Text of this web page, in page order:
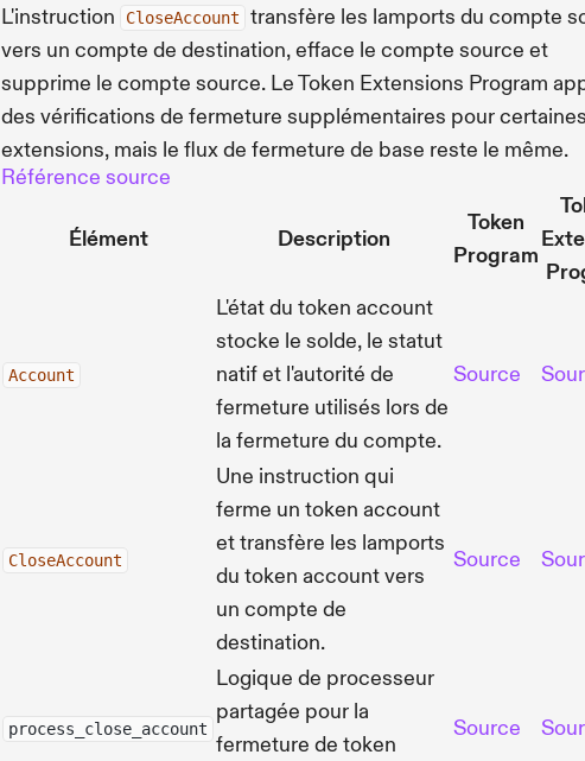
L'instruction
CloseAccount
transfère les lamports du compte
vers un compte de destination, efface le compte source et
supprime le compte source. Le Token Extensions Program
des vérifications de fermeture supplémentaires pour certaines
extensions, mais le flux de fermeture de base reste le même.
Référence source
Élément Description
Token
Program
Account
L'état du token account
stocke le solde, le statut
natif et l'autorité de
fermeture utilisés lors de
la fermeture du compte.
Source
CloseAccount
Une instruction qui
ferme un token account
et transfère les lamports
du token account vers
un compte de
destination.
Source
process_close_account
Logique de processeur
partagée pour la
fermeture de token
Source